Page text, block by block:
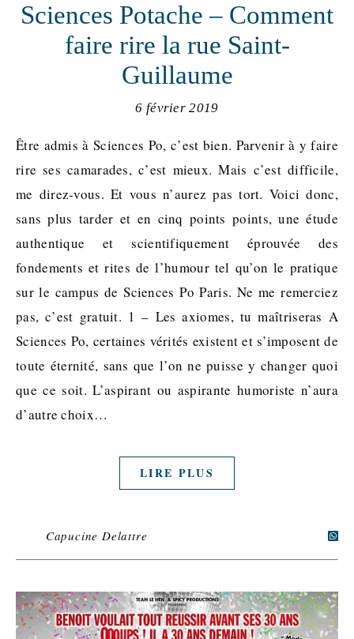
Sciences Potache – Comment
faire rire la rue Saint-
Guillaume
6 février 2019
Être admis à Sciences Po, c’est bien. Parvenir à y faire
rire ses camarades, c’est mieux. Mais c’est difficile,
me direz-vous. Et vous n’aurez pas tort. Voici donc,
sans plus tarder et en cinq points points, une étude
authentique et scientifiquement éprouvée des
fondements et rites de l’humour tel qu’on le pratique
sur le campus de Sciences Po Paris. Ne me remerciez
pas, c’est gratuit. 1 – Les axiomes, tu maîtriseras A
Sciences Po, certaines vérités existent et s’imposent de
toute éternité, sans que l’on ne puisse y changer quoi
que ce soit. L’aspirant ou aspirante humoriste n’aura
d’autre choix…
LIRE PLUS
Capucine Delattre